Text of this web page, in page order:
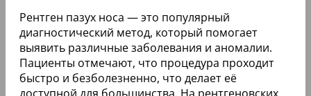
Рентген пазух носа — это популярный
диагностический метод, который помогает
выявить различные заболевания и аномалии.
Пациенты отмечают, что процедура проходит
быстро и безболезненно, что делает её